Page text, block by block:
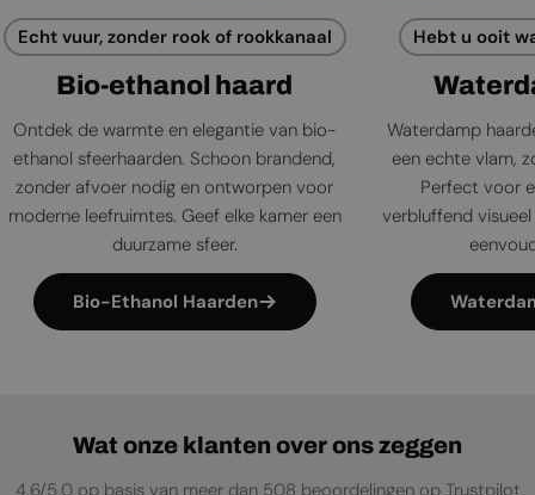
Echt vuur, zonder rook of rookkanaal
Bio-ethanol haard
Ontdek de warmte en elegantie van bio-
ethanol sfeerhaarden. Schoon brandend,
zonder afvoer nodig en ontworpen voor
moderne leefruimtes. Geef elke kamer een
duurzame sfeer.
Bio-Ethanol Haarden
Hebt u ooit
Waterdamp
een echte vlam,
Perfect voor
verbluffend
Wat onze klanten over ons zeggen
4,6/5,0 op basis van meer dan 508 beoordelingen op Trustpilot